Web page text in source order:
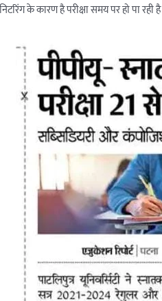
के कारण है परीक्षा समय पर हो पा रही है